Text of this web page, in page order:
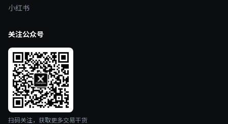
小红书
关注公众号
扫码关注，获取更多交易干货